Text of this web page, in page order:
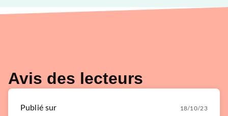
Avis des lecteurs
Publié sur 18/10/23